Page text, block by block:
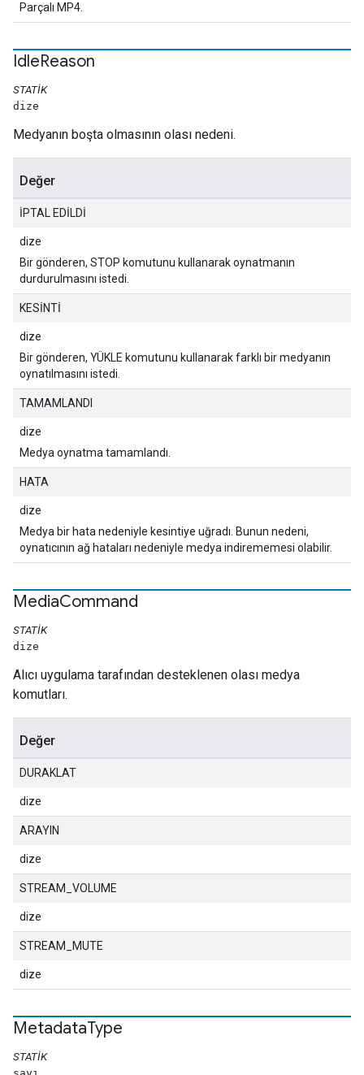
Parçalı MP4.
IdleReason
STATIK
dize
Medyanın boşta olmasının olası nedeni.
Değer
İPTAL EDİLDİ
dize
Bir gönderen, STOP komutunu kullanarak oynatmanın
durdurulmasını istedi.
KESİNTİ
dize
Bir gönderen, YÜKLE komutunu kullanarak farklı bir medyanın
oynatılmasını istedi.
TAMAMLANDI
dize
Medya oynatma tamamlandı.
HATA
dize
Medya bir hata nedeniyle kesintiye uğradı. Bunun nedeni,
oynatıcının ağ hataları nedeniyle medya indirememesi olabilir.
MediaCommand
STATIK
dize
Alıcı uygulama tarafından desteklenen olası medya
komutları.
Değer
DURAKLAT
dize
ARAYIN
dize
STREAM_VOLUME
dize
STREAM_MUTE
dize
MetadataType
STATIK